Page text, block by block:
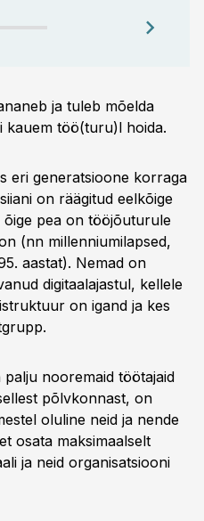
ja tuleb mõelda
kauem töö(turu)l hoida.
eri generatsioone korraga
on räägitud eelkõige
õige pea on tööjõuturule
(nn millenniumilapsed,
aastat). Nemad on
digitaalajastul, kellele
on igand ja kes
nooremaid töötajaid
põlvkonnast, on
oluline neid ja nende
osata maksimaalselt
ja neid organisatsiooni